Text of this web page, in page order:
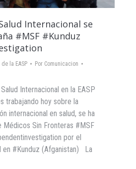
Internacional se
#MSF #Kunduz
la EASP Por Comunicacion
Internacional en la EASP
trabajando hoy sobre la
internacional en salud, se ha
Médicos Sin Fronteras #MSF
por el
en #Kunduz (Afganistan) La